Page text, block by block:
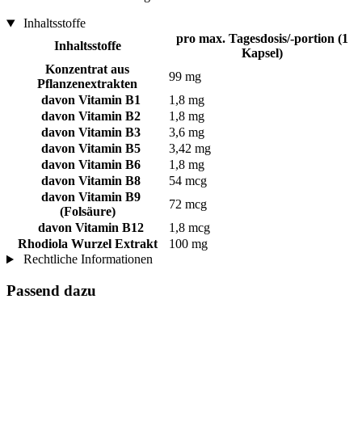
Inhaltsstoffe
Inhaltsstoffe
pro max. Tagesdosis/-portion (1
Kapsel)
Konzentrat aus
Pflanzenextrakten
99 mg
davon Vitamin B1
1,8 mg
davon Vitamin B2
1,8 mg
davon Vitamin B3
3,6 mg
davon Vitamin B5
3,42 mg
davon Vitamin B6
1,8 mg
davon Vitamin B8
54 mcg
davon Vitamin B9
(Folsäure)
72 mcg
davon Vitamin B12
1,8 mcg
Rhodiola Wurzel Extrakt
100 mg
Rechtliche Informationen
Passend dazu